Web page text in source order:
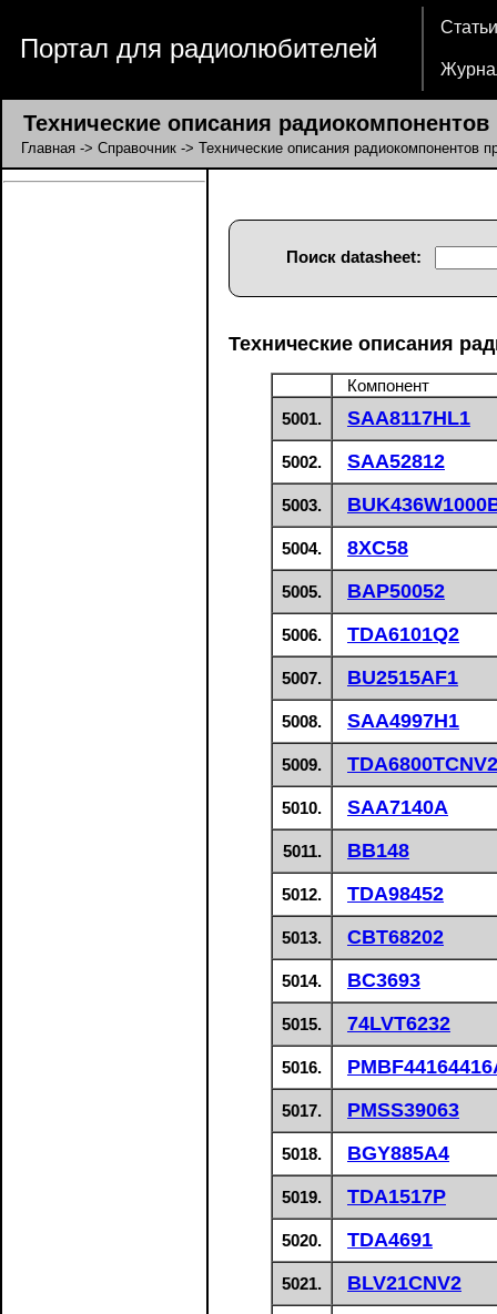
Портал для радиолюбителей
Статьи
Технические описания
Главная -> Справочник -> Технические описания радиокомпонентов
Поиск datasheet:
Технические описания
Компонент
5001.
SAA8117HL1
5002. SAA52812
5003.
5004. 8XC58
5005. BAP50052
5006. TDA6101Q2
5007. BU2515AF1
5008. SAA4997H1
5009. TDA6800TCNV2
5010. SAA7140A
5011. BB148
5012. TDA98452
5013. CBT68202
5014. BC3693
5015. 74LVT6232
5016.
5017. PMSS39063
5018. BGY885A4
5019. TDA1517P
5020. TDA4691
5021. BLV21CNV2